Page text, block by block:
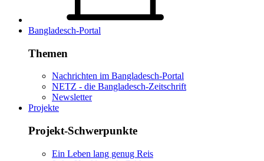
Bangladesch-Portal
Themen
Nachrichten im Bangladesch-Portal
NETZ - die Bangladesch-Zeitschrift
Newsletter
Projekte
Projekt-Schwerpunkte
Ein Leben lang genug Reis